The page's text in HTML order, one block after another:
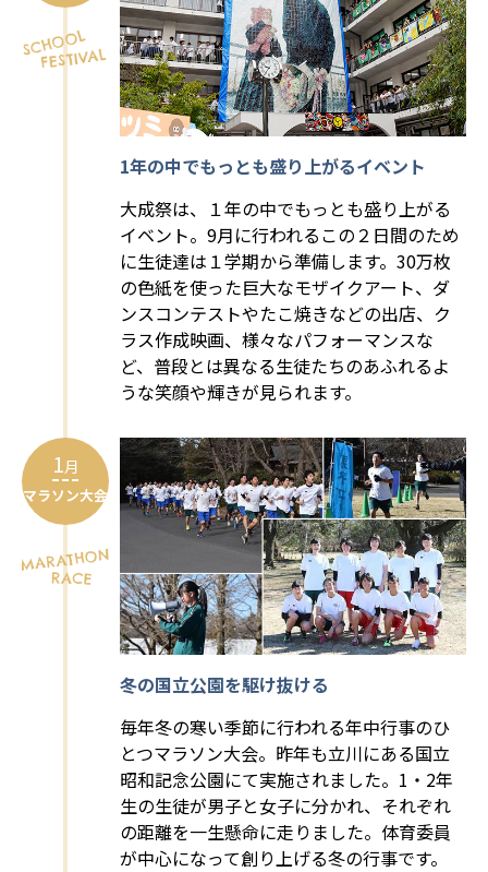
1年の中でもっとも盛り上がるイベント
大成祭は、１年の中でもっとも盛り上がる
イベント。9月に行われるこの２日間のため
に生徒達は１学期から準備します。30万枚
の色紙を使った巨大なモザイクアート、ダ
ンスコンテストやたこ焼きなどの出店、ク
ラス作成映画、様々なパフォーマンスな
ど、普段とは異なる生徒たちのあふれるよ
うな笑顔や輝きが見られます。
1月
マラソン大会
冬の国立公園を駆け抜ける
毎年冬の寒い季節に行われる年中行事のひ
とつマラソン大会。昨年も立川にある国立
昭和記念公園にて実施されました。1・2年
生の生徒が男子と女子に分かれ、それぞれ
の距離を一生懸命に走りました。体育委員
が中心になって創り上げる冬の行事です。